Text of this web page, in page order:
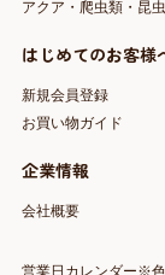
アクア・爬虫類・昆虫
はじめてのお客様
新規会員登録
お買い物ガイド
企業情報
会社概要
営業日カレンダー※色